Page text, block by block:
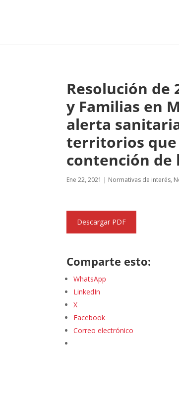
Resolución de
y Familias en
alerta
territorios que
contención de
Ene 22, 2021 | Normativas de interés,
Descargar PDF
Comparte esto:
WhatsApp
LinkedIn
X
Facebook
Correo electrónico